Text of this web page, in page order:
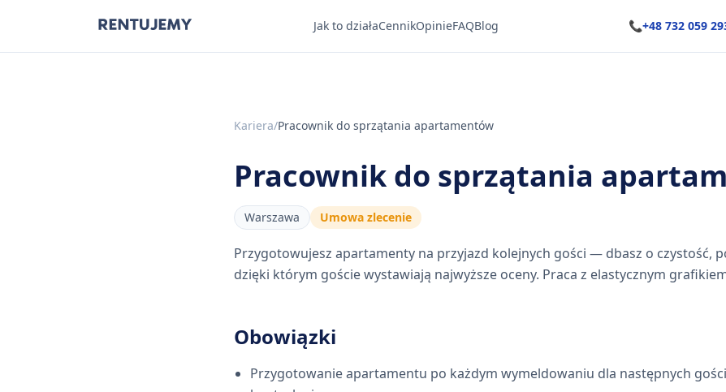
Jak to działaCennikOpinieFAQBlog 📞+48 732 059
Kariera/Pracownik do sprzątania apartamentów
Pracownik do sprzątania
Warszawa Umowa zlecenie
Przygotowujesz apartamenty na przyjazd kolejnych gości — dbasz o czystość,
dzięki którym goście wystawiają najwyższe oceny. Praca z elastycznym
Obowiązki
Przygotowanie apartamentu po każdym wymeldowaniu dla następnych